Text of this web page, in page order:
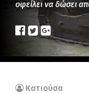
οφείλει να δώσει
Κατιούσα